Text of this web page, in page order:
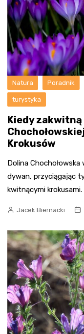
Natura Poradnik
turystyka
Kiedy
Krokusów
Dolina
dywan, przyciągając
kwitnącymi krokusami.
Jacek Biernacki